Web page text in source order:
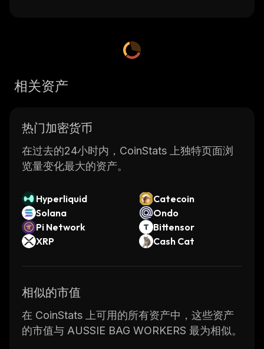
相关资产
热门加密货币
在过去的24小时内，CoinStats 上独特页面浏
览量变化最大的资产。
Hyperliquid
Catecoin
Solana
Ondo
Pi Network
Bittensor
XRP
Cash Cat
相似的市值
在 CoinStats 上可用的所有资产中，这些资产
的市值与 AUSSIE BAG WORKERS 最为相似。